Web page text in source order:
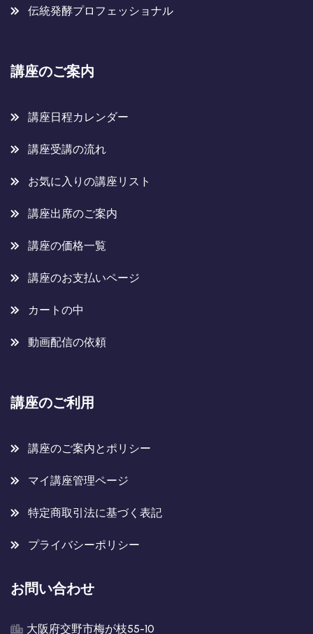
伝統発酵プロフェッショナル
講座のご案内
講座日程カレンダー
講座受講の流れ
お気に入りの講座リスト
講座出席のご案内
講座の価格一覧
講座のお支払いページ
カートの中
動画配信の依頼
講座のご利用
講座のご案内とポリシー
マイ講座管理ページ
特定商取引法に基づく表記
プライバシーポリシー
お問い合わせ
大阪府交野市梅が枝55-10